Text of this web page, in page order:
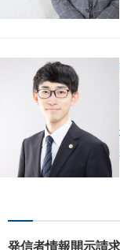
発信者情報開示請